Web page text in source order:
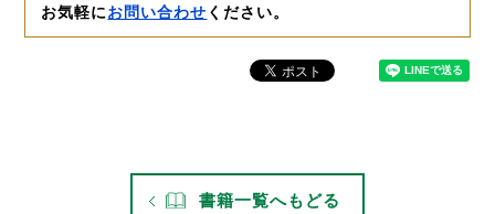
お気軽にお問い合わせ ください。
書籍一覧へもどる